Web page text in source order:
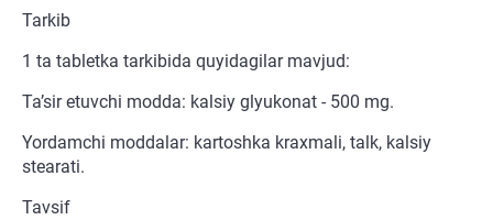
Tarkib
1 ta tabletka tarkibida quyidagilar mavjud:
Ta’sir etuvchi modda: kalsiy glyukonat - 500 mg.
Yordamchi moddalar: kartoshka kraxmali, talk, kalsiy
stearati.
Tavsif